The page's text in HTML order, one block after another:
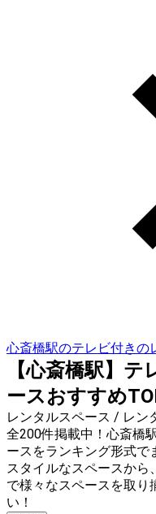
心斎橋駅のテレビ付きの
【心斎橋駅】
ースおすすめ
レンタルスペース / レン
全200件掲載中！心斎橋
ースをランキング形式で
スタイルなスペースから
で様々なスペースを取り
い！